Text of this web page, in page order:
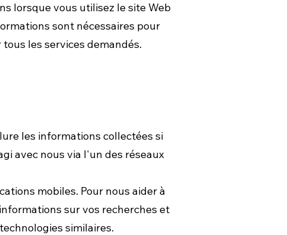
lorsque vous utilisez le site Web
sont nécessaires pour
les services demandés.
les informations collectées si
avec nous via l'un des réseaux
mobiles. Pour nous aider à
sur vos recherches et
similaires.